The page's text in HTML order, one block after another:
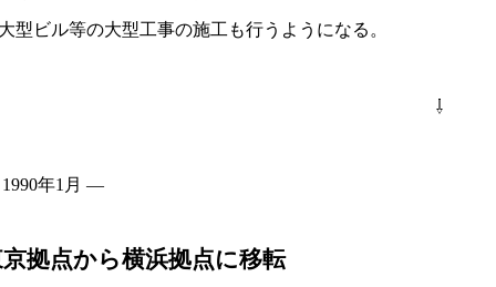
型ビル等の大型工事の施工も行うようになる。
⇩
年1月 ―
拠点から横浜拠点に移転